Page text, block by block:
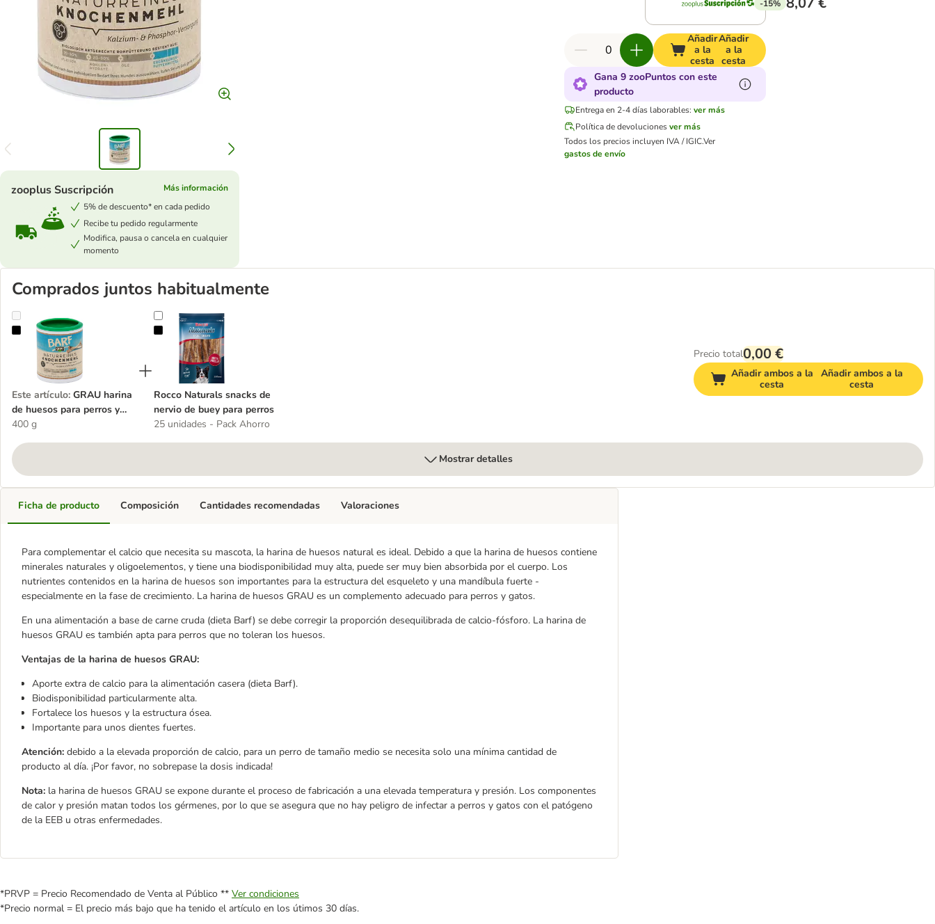
zooplus Suscripción
Más información
5% de descuento* en cada pedido
Recibe tu pedido regularmente
Modifica, pausa o cancela en cualquier
momento
-15%
Añadir
a la
cesta
Añadir
a la
cesta
Gana 9 zooPuntos con este
producto
Entrega en 2-4 días laborables: ver más
Política de devolucionesver más
Todos los precios incluyen IVA / IGIC.Ver
gastos de envío
Comprados juntos habitualmente
GRAU harina de huesos para perros y gatos
Este artículo: GRAU harina
de huesos para perros y
gatos
400 g
Rocco Naturals snacks de nervio de buey para perros
Rocco Naturals snacks de
nervio de buey para perros
25 unidades - Pack Ahorro
Precio total0,00 €
Añadir ambos a la
cesta
Añadir ambos a la
cesta
Mostrar detalles
Ficha de producto
Para complementar el calcio que necesita su mascota, la harina de huesos natural es ideal. Debido a que la harina de huesos contiene
minerales naturales y oligoelementos, y tiene una biodisponibilidad muy alta, puede ser muy bien absorbida por el cuerpo. Los
nutrientes contenidos en la harina de huesos son importantes para la estructura del esqueleto y una mandíbula fuerte -
especialmente en la fase de crecimiento. La harina de huesos GRAU es un complemento adecuado para perros y gatos.
En una alimentación a base de carne cruda (dieta Barf) se debe corregir la proporción desequilibrada de calcio-fósforo. La harina de
huesos GRAU es también apta para perros que no toleran los huesos.
Ventajas de la harina de huesos GRAU:
Aporte extra de calcio para la alimentación casera (dieta Barf).
Biodisponibilidad particularmente alta.
Fortalece los huesos y la estructura ósea.
Importante para unos dientes fuertes.
Atención: debido a la elevada proporción de calcio, para un perro de tamaño medio se necesita solo una mínima cantidad de
producto al día. ¡Por favor, no sobrepase la dosis indicada!
Nota: la harina de huesos GRAU se expone durante el proceso de fabricación a una elevada temperatura y presión. Los componentes
de calor y presión matan todos los gérmenes, por lo que se asegura que no hay peligro de infectar a perros y gatos con el patógeno
de la EEB u otras enfermedades.
Composición Cantidades recomendadas Valoraciones
*PRVP = Precio Recomendado de Venta al Público ** Ver condiciones
*Precio normal = El precio más bajo que ha tenido el artículo en los útimos 30 días.